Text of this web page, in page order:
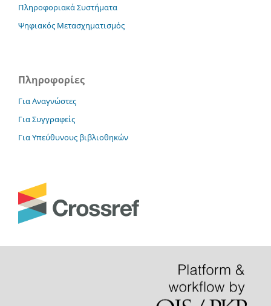
Πληροφοριακά Συστήματα
Ψηφιακός Μετασχηματισμός
Πληροφορίες
Για Αναγνώστες
Για Συγγραφείς
Για Υπεύθυνους βιβλιοθηκών